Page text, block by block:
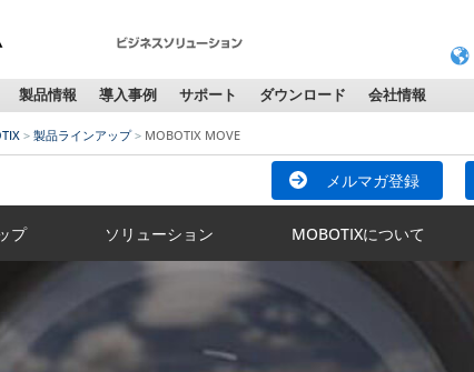
製品情報 導入事例 サポート ダウンロード 会社情報
製品ラインアップ MOBOTIX MOVE
メルマガ登録
プ ソリューション MOBOTIXについて